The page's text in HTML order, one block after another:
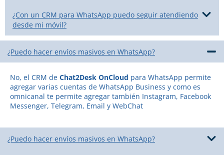
¿Con un CRM para WhatsApp puedo seguir atendiendo
desde mi móvil?
¿Puedo hacer envíos masivos en WhatsApp?
No, el CRM de Chat2Desk OnCloud para WhatsApp permite
agregar varias cuentas de WhatsApp Business y como es
omnicanal te permite agregar también Instagram, Facebook
Messenger, Telegram, Email y WebChat
¿Puedo hacer envíos masivos en WhatsApp?